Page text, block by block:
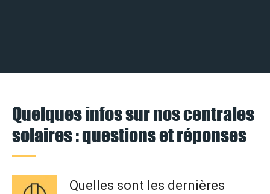
Quelques infos sur nos centrales
solaires : questions et réponses
Quelles sont les dernières